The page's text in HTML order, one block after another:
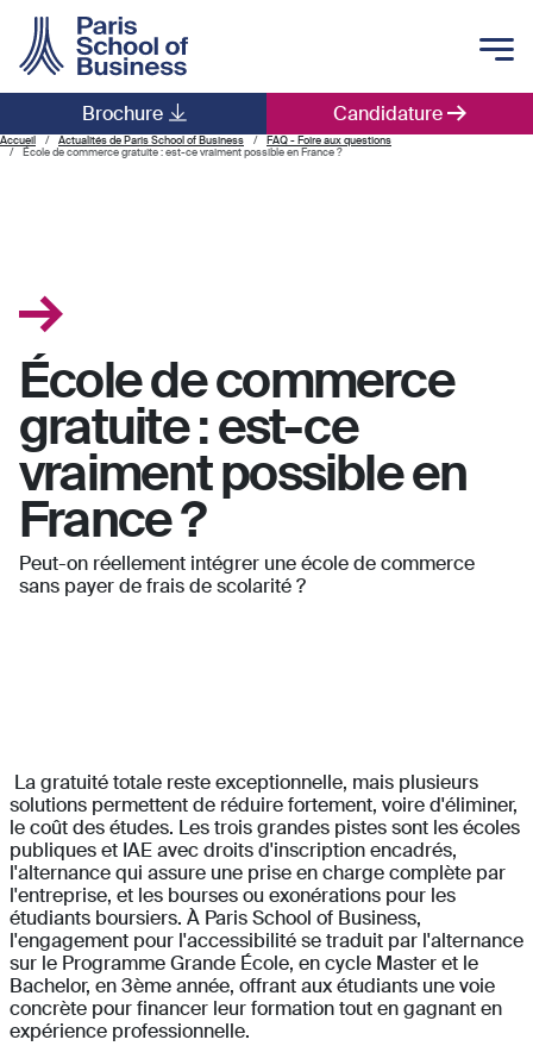
Candidature
Brochure
Main navigation
Accueil Actualités de Paris School of Business
FAQ - Foire aux questions
École de commerce gratuite : est-ce vraiment possible en France ?
École de commerce
gratuite : est-ce
vraiment possible en
France ?
Peut-on réellement intégrer une école de commerce
sans payer de frais de scolarité ?
La gratuité totale reste exceptionnelle, mais plusieurs
solutions permettent de réduire fortement, voire d'éliminer,
le coût des études. Les trois grandes pistes sont les écoles
publiques et IAE avec droits d'inscription encadrés,
l'alternance qui assure une prise en charge complète par
l'entreprise, et les bourses ou exonérations pour les
étudiants boursiers. À Paris School of Business,
l'engagement pour l'accessibilité se traduit par l'alternance
sur le Programme Grande École, en cycle Master et le
Bachelor, en 3ème année, offrant aux étudiants une voie
concrète pour financer leur formation tout en gagnant en
expérience professionnelle.